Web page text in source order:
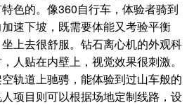
色的。像360自行车，体验者骑到
速下坡，既需要体能又考验平衡
上去很舒服。钻石离心机的外观科
人贴在内壁上，视觉效果很刺激。
轨道上驰骋，能体验到过山车般的
项目则可以根据场地定制线路，设